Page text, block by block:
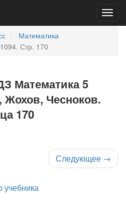
Математика
1094. Стр. 170
Математика 5
Жохов, Чесноков.
170
Следующее →
учебника